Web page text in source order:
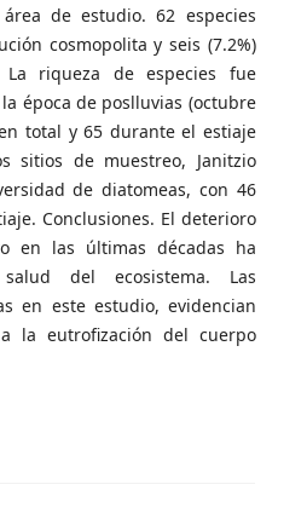
de estudio. 62 especies
cosmopolita y seis (7.2%)
riqueza de especies fue
época de poslluvias (octubre
total y 65 durante el estiaje
sitios de muestreo, Janitzio
de diatomeas, con 46
Conclusiones. El deterioro
en las últimas décadas ha
del ecosistema. Las
en este estudio, evidencian
la eutrofización del cuerpo